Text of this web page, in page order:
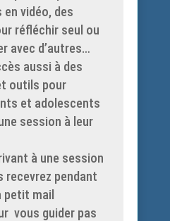
vidéo, des
réfléchir seul ou
avec d’autres…
aussi à des
outils pour
et adolescents
session à leur
à une session
recevrez pendant
petit mail
vous guider pas